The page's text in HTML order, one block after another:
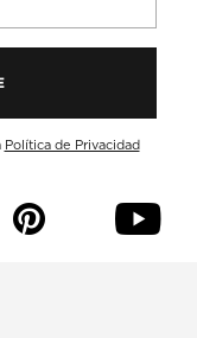
Política de Privacidad
p y